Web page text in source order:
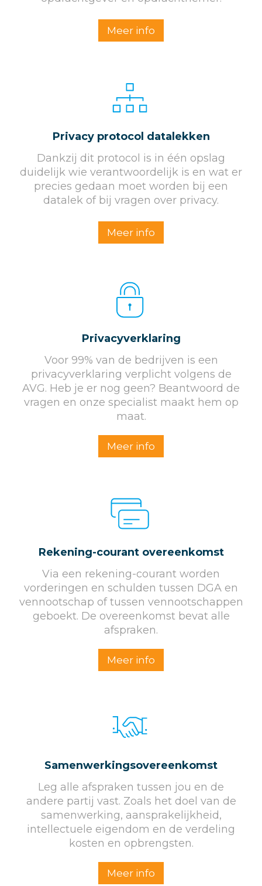
Meer info
Privacy protocol datalekken
Dankzij dit protocol is in één opslag
duidelijk wie verantwoordelijk is en wat er
precies gedaan moet worden bij een
datalek of bij vragen over privacy.
Meer info
Privacyverklaring
Voor 99% van de bedrijven is een
privacyverklaring verplicht volgens de
AVG. Heb je er nog geen? Beantwoord de
vragen en onze specialist maakt hem op
maat.
Meer info
Rekening-courant overeenkomst
Via een rekening-courant worden
vorderingen en schulden tussen DGA en
vennootschap of tussen vennootschappen
geboekt. De overeenkomst bevat alle
afspraken.
Meer info
Samenwerkingsovereenkomst
Leg alle afspraken tussen jou en de
andere partij vast. Zoals het doel van de
samenwerking, aansprakelijkheid,
intellectuele eigendom en de verdeling
kosten en opbrengsten.
Meer info